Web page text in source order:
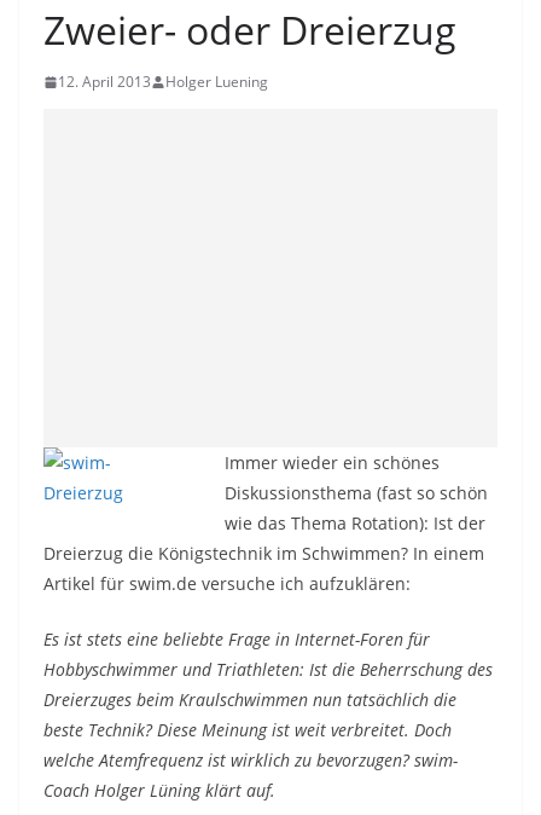
Zweier- oder Dreierzug
12. April 2013 Holger Luening
Immer wieder ein schönes
Diskussionsthema (fast so schön
wie das Thema Rotation): Ist der
Dreierzug die Königstechnik im Schwimmen? In einem
Artikel für swim.de versuche ich aufzuklären:
Es ist stets eine beliebte Frage in Internet-Foren für
Hobbyschwimmer und Triathleten: Ist die Beherrschung des
Dreierzuges beim Kraulschwimmen nun tatsächlich die
beste Technik? Diese Meinung ist weit verbreitet. Doch
welche Atemfrequenz ist wirklich zu bevorzugen? swim-
Coach Holger Lüning klärt auf.